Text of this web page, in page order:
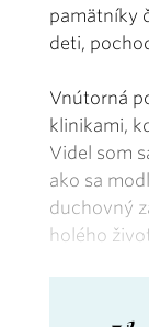
pamätníky
deti,
Vnútorná
klinikami,
Videl som
ako sa
duchovný
holého